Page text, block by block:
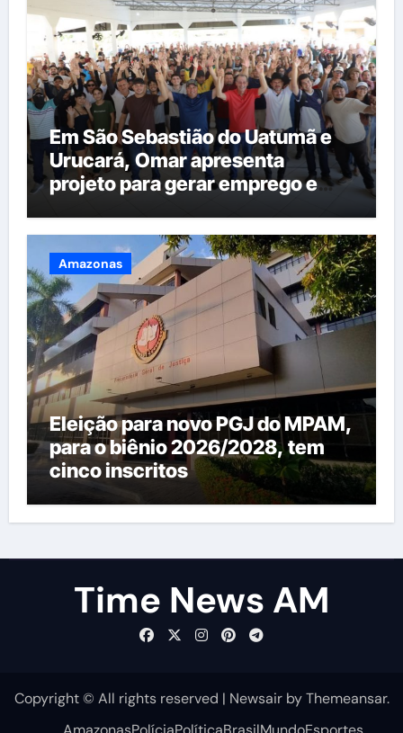
Em São Sebastião do Uatumã e
Urucará, Omar apresenta
projeto para gerar emprego e
Amazonas
Eleição para novo PGJ do MPAM,
para o biênio 2026/2028, tem
cinco inscritos
Time News AM
Copyright © All rights reserved | NewsairbyThemeansar.